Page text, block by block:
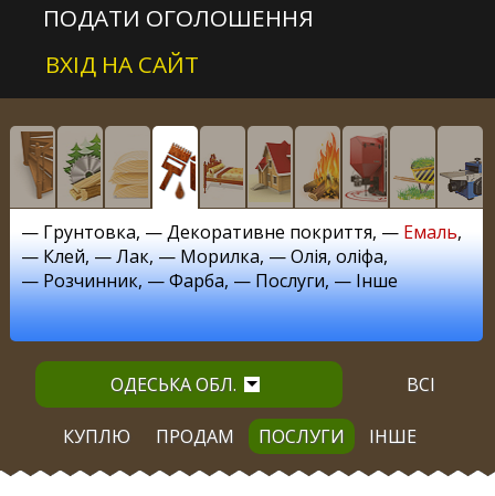
ПОДАТИ ОГОЛОШЕННЯ
ВХІД НА САЙТ
— Грунтовка, —Декоративне покриття, — Емаль,
—Клей, —Лак, —Морилка, —Олія, оліфа,
—Розчинник, —Фарба, —Послуги, —Інше
ОДЕСЬКА ОБЛ. ВСІ
КУПЛЮ ПРОДАМ ПОСЛУГИ ІНШЕ